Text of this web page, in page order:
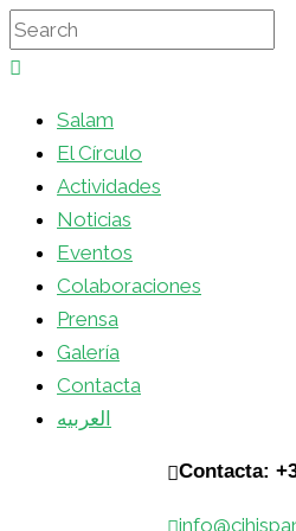
Salam
El Círculo
Actividades
Noticias
Eventos
Colaboraciones
Prensa
Galería
Contacta
العربيه
Contacta: